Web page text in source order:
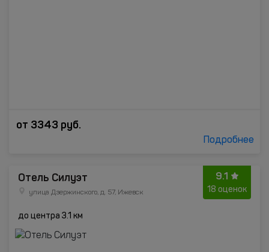
от 3343 руб.
Подробнее
9.1
18 оценок
Отель Силуэт
улица Дзержинского, д. 57, Ижевск
до центра 3.1 км